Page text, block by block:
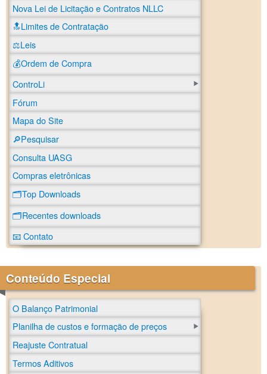
Nova Lei de Licitação e Contratos NLLC
🔝Limites de Contratação
⚖️Leis
💰Ordem de Compra
ControLi
Fórum
Mapa do Site
🔎Pesquisar
Consulta UASG
Compras eletrônicas
🗂️Top Downloads
🗂️Recentes downloads
📧 Contato
Conteúdo Especial
O Balanço Patrimonial
Planilha de custos e formação de preços
Reajuste Contratual
Termos Aditivos